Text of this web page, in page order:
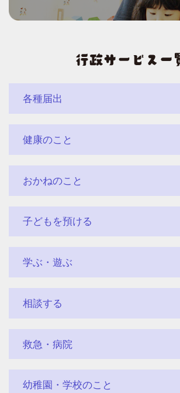
各種届出
健康のこと
おかねのこと
子どもを預ける
学ぶ・遊ぶ
相談する
救急・病院
幼稚園・学校のこと